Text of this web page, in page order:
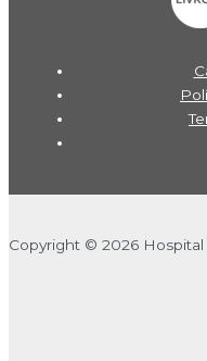
Copyright © 2026 Hospital